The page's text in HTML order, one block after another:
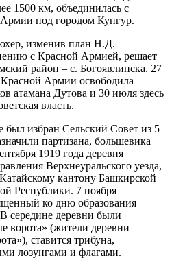
1500 км, объединилась с
под городом Кунгур.
изменив план Н.Д.
с Красной Армией, решает
район – с. Богоявлинска. 27
Армии освободила
атамана Дутова и 30 июля здесь
власть.
был избран Сельский Совет из 5
партизана, большевика
1919 года деревня
Верхнеуральского уезда,
кантону Башкирской
Республики. 7 ноября
ко дню образования
середине деревни были
ворота» (жители деревни
ставится трибуна,
лозунгами и флагами.